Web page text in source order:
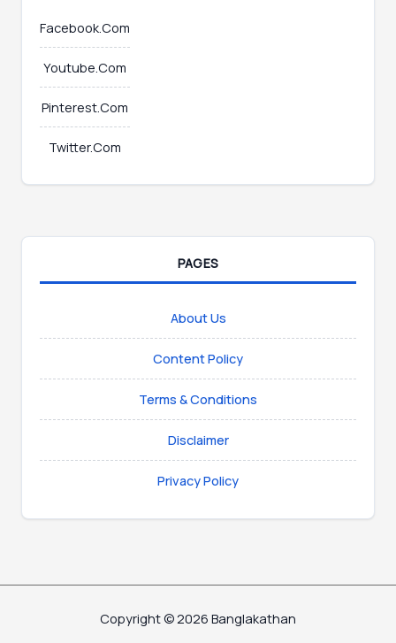
Facebook.Com
Youtube.Com
Pinterest.Com
Twitter.Com
PAGES
About Us
Content Policy
Terms & Conditions
Disclaimer
Privacy Policy
Copyright © 2026 Banglakathan